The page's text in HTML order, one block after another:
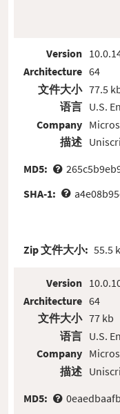
Version
Architecture
文件大小
语言
Company
描述
64
77.5
U.S.
MD5:
SHA-1:
Zip 文件大小: 55.5
Version
Architecture
文件大小
语言
Company
描述
64
77 kb
U.S.
MD5: